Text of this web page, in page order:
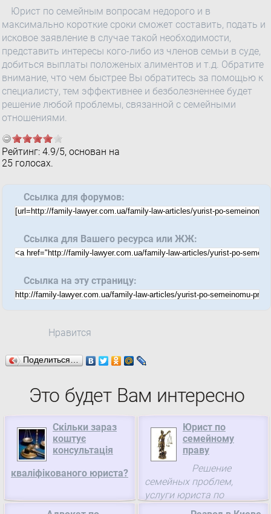
Юрист по семейным вопросам недорого и в
максимально короткие сроки сможет составить, подать и
исковое заявление в случае такой необходимости,
представить интересы кого-либо из членов семьи в суде,
добиться выплаты положеных алиментов и т.д. Обратите
внимание, что чем быстрее Вы обратитесь за помощью к
специалисту, тем эффективнее и безболезненнее будет
решение любой проблемы, связанной с семейными
отношениями.
Рейтинг: 4.9/5, основан на
25 голосах.
Ссылка для форумов:
Ссылка для Вашего ресурса или ЖЖ:
Ссылка на эту страницу:
Нравится
Поделиться…
Это будет Вам интересно
Скільки зараз
коштує
консультація
кваліфікованого юриста?
Юрист по
семейному
праву
Решение
семейных проблем,
услуги юриста по
семейным делам,